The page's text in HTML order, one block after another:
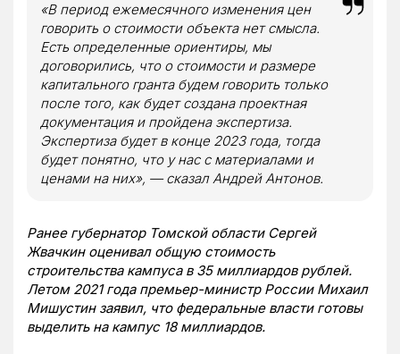
«В период ежемесячного изменения цен
говорить о стоимости объекта нет смысла.
Есть определенные ориентиры, мы
договорились, что о стоимости и размере
капитального гранта будем говорить только
после того, как будет создана проектная
документация и пройдена экспертиза.
Экспертиза будет в конце 2023 года, тогда
будет понятно, что у нас с материалами и
ценами на них», — сказал Андрей Антонов.
Ранее губернатор Томской области Сергей
Жвачкин оценивал общую стоимость
строительства кампуса в 35 миллиардов рублей.
Летом 2021 года премьер-министр России Михаил
Мишустин заявил, что федеральные власти готовы
выделить на кампус 18 миллиардов.